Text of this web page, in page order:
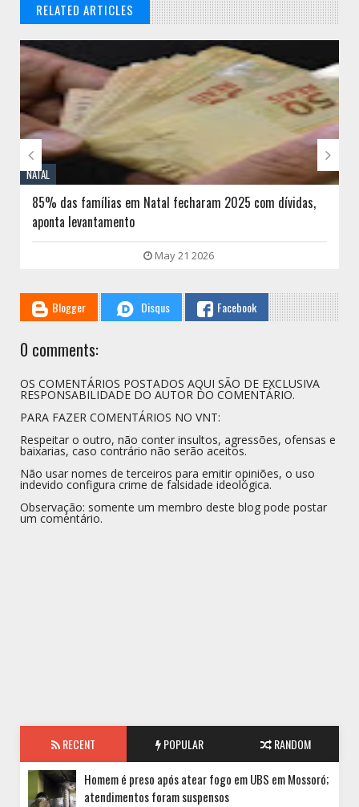
RELATED ARTICLES
// THATS WHAT YOU MIGHT BE LOOKING FOR
NATAL
85% das famílias em Natal fecharam 2025 com dívidas,
aponta levantamento
May 21 2026
 
Blogger Disqus Facebook
0 comments:
OS COMENTÁRIOS POSTADOS AQUI SÃO DE EXCLUSIVA
RESPONSABILIDADE DO AUTOR DO COMENTÁRIO.
PARA FAZER COMENTÁRIOS NO VNT:
Respeitar o outro, não conter insultos, agressões, ofensas e
baixarias, caso contrário não serão aceitos.
Não usar nomes de terceiros para emitir opiniões, o uso
indevido configura crime de falsidade ideológica.
Observação: somente um membro deste blog pode postar
um comentário.
RECENT POPULAR RANDOM
Homem é preso após atear fogo em UBS em Mossoró;
atendimentos foram suspensos